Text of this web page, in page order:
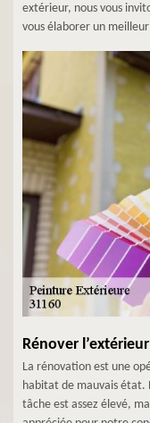
extérieur, nous vous
vous élaborer un
Rénover
La rénovation est une
habitat de mauvais état.
tâche est assez élevé,